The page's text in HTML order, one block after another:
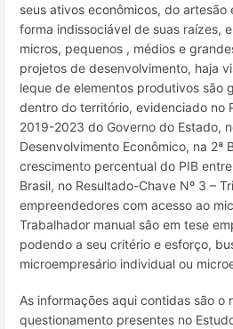
seus ativos econômicos, do
forma indissociável de suas raízes,
micros, pequenos , médios e
projetos de desenvolvimento, haja
leque de elementos produtivos são
dentro do território, evidenciado no
2019-2023 do Governo do Estado,
Desenvolvimento Econômico, na 2ª
crescimento percentual do PIB
Brasil, no Resultado-Chave Nº 3 –
empreendedores com acesso ao
Trabalhador manual são em tese
podendo a seu critério e esforço,
microempresário individual ou
As informações aqui contidas são o
questionamento presentes no